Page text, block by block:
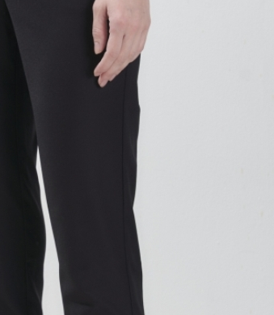
交易，需依本服務之必要範圍內提供個人資料，
求債權轉讓予恩沛科技股份有限公司。
２．關於個人資料處理事宜，請瀏覽以下網址：
https://aftee.tw/terms/#terms3
３．未成年的使用者請事先徵得法定代理人或監
「AFTEE先享後付」，若未經同意申辦者引起之
４．使用「AFTEE先享後付」時，將依據個別帳
即時審查核予不同之上限額度；若仍有額度不足
結果請求用戶進行身份認證。